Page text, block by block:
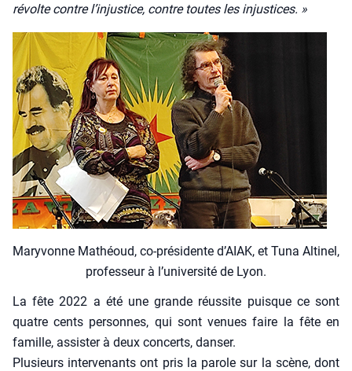
révolte contre l’injustice, contre toutes les injus­tices. »
Mary­vonne Mathéoud, co-pré­si­dente d’AIAK, et Tuna Alti­nel,
pro­fes­seur à l’u­ni­ver­si­té de Lyon.
La fête 2022 a été une grande réus­site puisque ce sont
quatre cents per­sonnes, qui sont venues faire la fête en
famille, assis­ter à deux concerts, dan­ser.
Plu­sieurs inter­ve­nants ont pris la parole sur la scène, dont